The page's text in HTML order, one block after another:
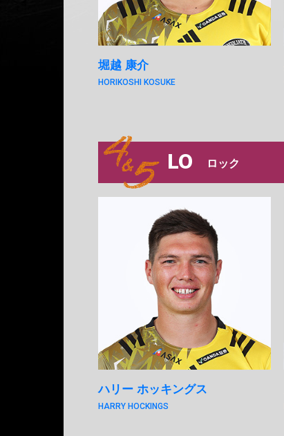
堀越 康介
HORIKOSHI KOSUKE
LO ロック
ハリー ホッキングス
HARRY HOCKINGS